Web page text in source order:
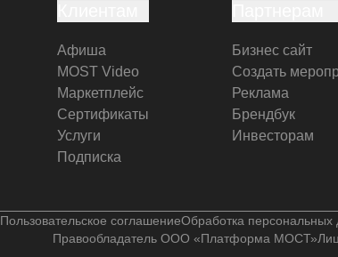
Афиша
MOST Video
Маркетплейс
Сертификаты
Услуги
Подписка
Бизнес сайт
Создать
Реклама
Брендбук
Инвесторам
Пользовательское соглашениеОбработка персональных
Правообладатель ООО «Платформа МОСТ»